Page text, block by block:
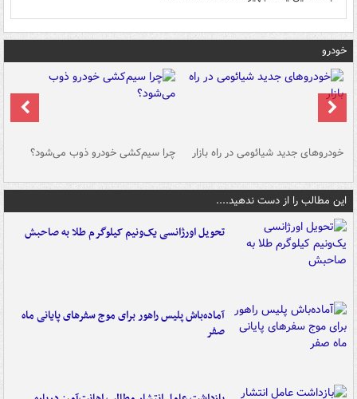
خودرو
خودروهای جدید شیائومی در راه بازار چرا سیم‌کشی خودرو ذوب می‌شود؟
این مطالب را از دست ندهید....
تحویل اورژانسی یک‌ونیم کیلوگرم طلا به صاحبش
آماده‌باش پلیس راهور برای موج سفرهای پایانی ماه
صفر